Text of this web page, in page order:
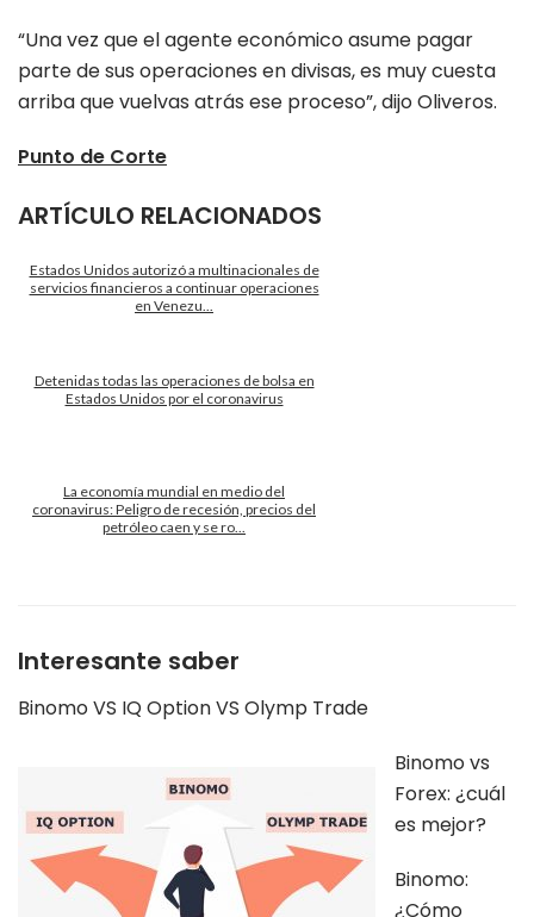
“Una vez que el agente económico asume pagar
parte de sus operaciones en divisas, es muy cuesta
arriba que vuelvas atrás ese proceso”, dijo Oliveros.
Punto de Corte
ARTÍCULO RELACIONADOS
Estados Unidos autorizó a multinacionales de
servicios financieros a continuar operaciones
en Venezu...
Detenidas todas las operaciones de bolsa en
Estados Unidos por el coronavirus
La economía mundial en medio del
coronavirus: Peligro de recesión, precios del
petróleo caen y se ro...
Interesante saber
Binomo VS IQ Option VS Olymp Trade
Binomo vs
Forex: ¿cuál
es mejor?
Binomo:
¿Cómo